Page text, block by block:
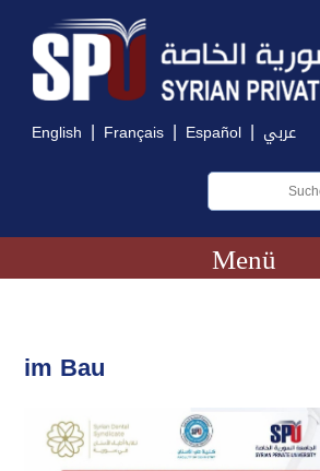
English | Français | Español | عربي
Menü
im Bau